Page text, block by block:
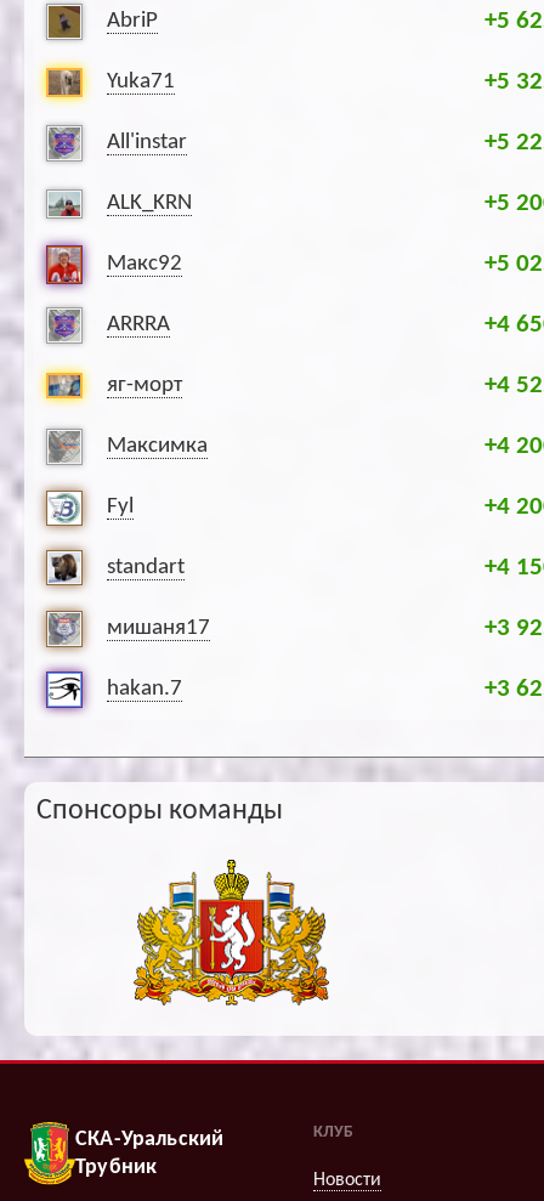
AbriP +5
Yuka71 +5
All'instar +5
ALK_KRN +5
Макс92 +5
ARRRA +4
яг-морт +4
Максимка +4
Fyl +4
standart +4
мишаня17 +3
hakan.7 +3
Спонсоры команды
СКА-Уральский
Трубник
КЛУБ
Новости